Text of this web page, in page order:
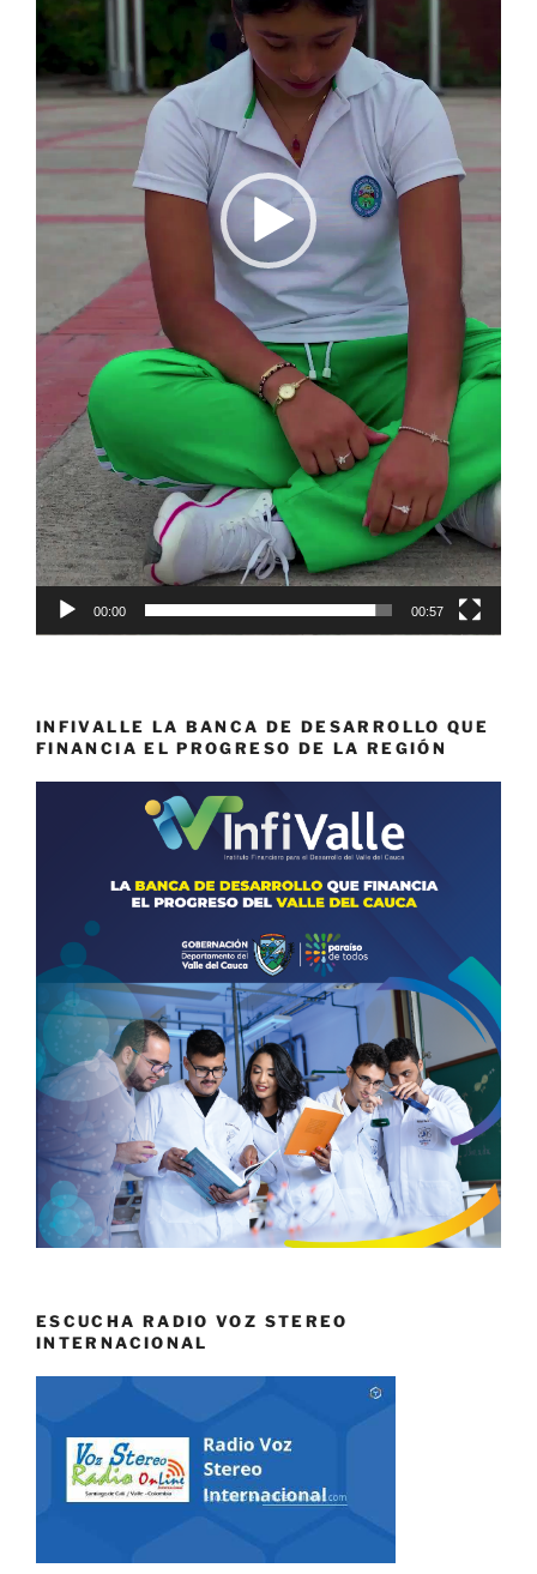
00:00 00:57
INFIVALLE LA BANCA DE DESARROLLO QUE
FINANCIA EL PROGRESO DE LA REGIÓN
ESCUCHA RADIO VOZ STEREO
INTERNACIONAL